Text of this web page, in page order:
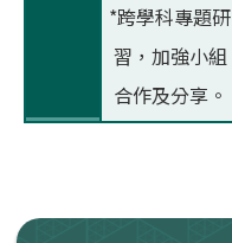
*跨學科專題研
習，加強小組
合作及分享。